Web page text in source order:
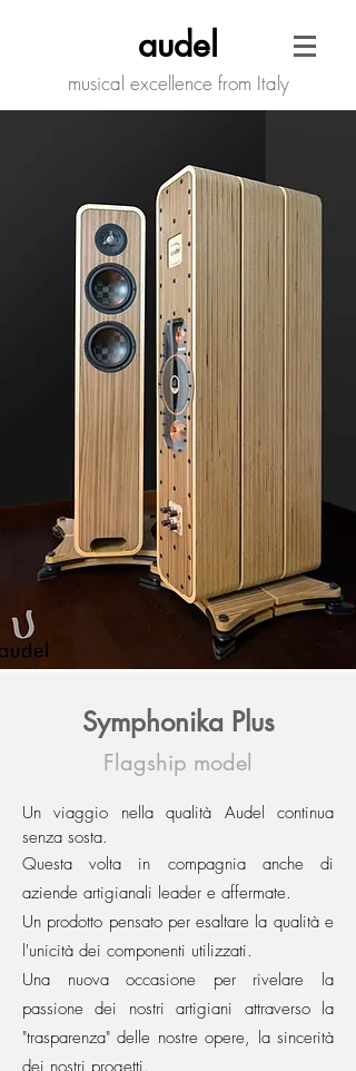
audel
musical excellence from Italy
Symphonika Plus
Flagship model
Un viaggio nella qualità Audel continua
senza sosta.
Questa volta in compagnia anche di
aziende artigianali leader e affermate.
Un prodotto pensato per esaltare la qualità e
l'unicità dei componenti utilizzati.
Una nuova occasione per rivelare la
passione dei nostri artigiani attraverso la
"trasparenza" delle nostre opere, la sincerità
dei nostri progetti.